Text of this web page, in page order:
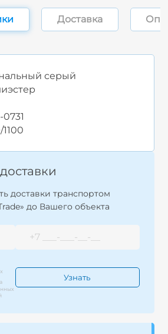
Доставка
серый
1100
доставки транспортом
до Вашего объекта